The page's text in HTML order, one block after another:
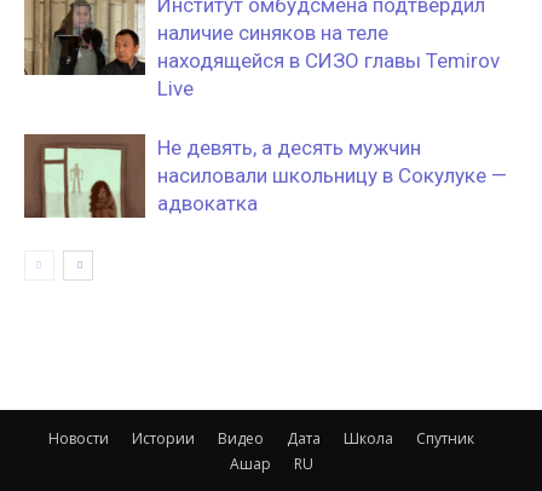
Институт омбудсмена подтвердил
наличие синяков на теле
находящейся в СИЗО главы Temirov
Live
Не девять, а десять мужчин
насиловали школьницу в Сокулуке —
адвокатка
Новости Истории Видео Дата Школа
Спутник
Ашар
RU